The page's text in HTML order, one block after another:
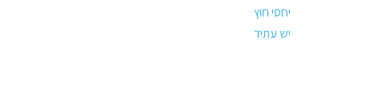
יחסי חוץ
יש עתיד